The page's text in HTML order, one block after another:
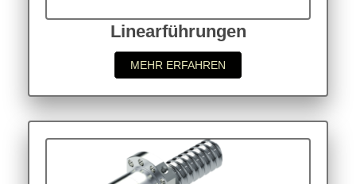
Linearführungen
MEHR ERFAHREN